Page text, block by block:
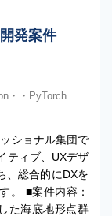
発案件
・・PyTorch
ショナル集団で
ティブ、UXデザ
、総合的にDXを
。 ■案件内容：
た海底地形点群